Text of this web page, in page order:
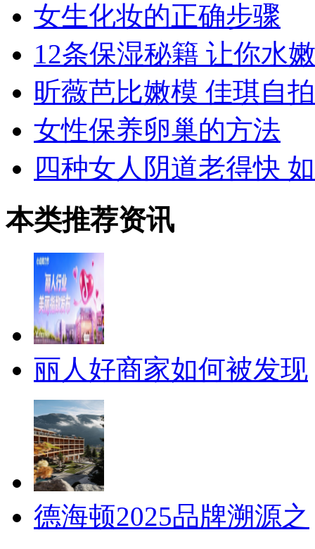
女生化妆的正确步骤
12条保湿秘籍 让你水
昕薇芭比嫩模 佳琪自
女性保养卵巢的方法
四种女人阴道老得快
本类推荐资讯
丽人好商家如何被发现
德海顿2025品牌溯源之